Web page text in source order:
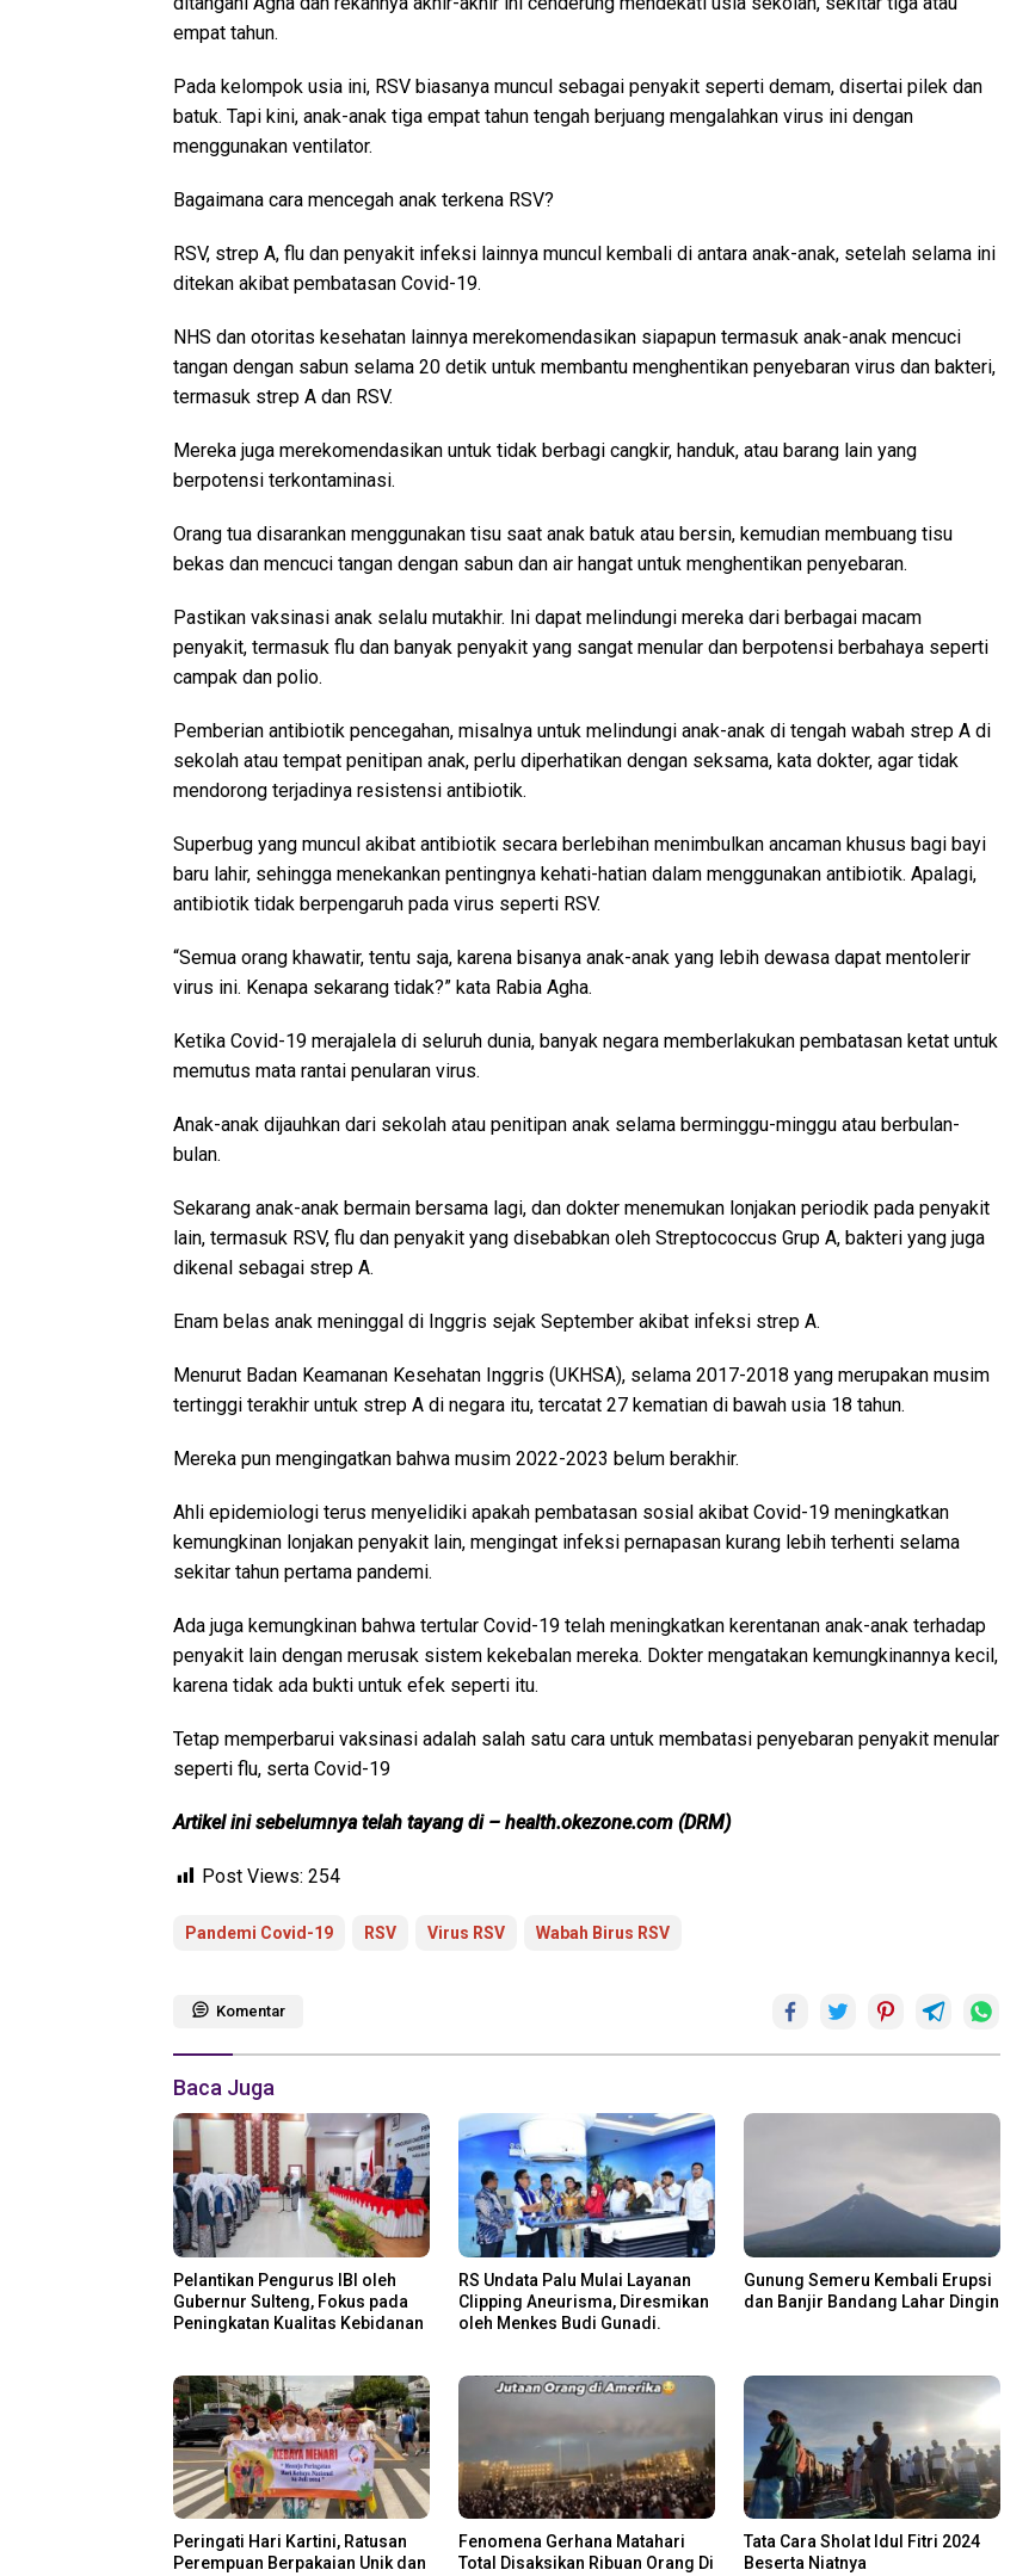
empat tahun.
Pada kelompok usia ini, RSV biasanya muncul sebagai penyakit seperti demam, disertai pilek dan
batuk. Tapi kini, anak-anak tiga empat tahun tengah berjuang mengalahkan virus ini dengan
menggunakan ventilator.
Bagaimana cara mencegah anak terkena RSV?
RSV, strep A, flu dan penyakit infeksi lainnya muncul kembali di antara anak-anak, setelah selama ini
ditekan akibat pembatasan Covid-19.
NHS dan otoritas kesehatan lainnya merekomendasikan siapapun termasuk anak-anak mencuci
tangan dengan sabun selama 20 detik untuk membantu menghentikan penyebaran virus dan bakteri,
termasuk strep A dan RSV.
Mereka juga merekomendasikan untuk tidak berbagi cangkir, handuk, atau barang lain yang
berpotensi terkontaminasi.
Orang tua disarankan menggunakan tisu saat anak batuk atau bersin, kemudian membuang tisu
bekas dan mencuci tangan dengan sabun dan air hangat untuk menghentikan penyebaran.
Pastikan vaksinasi anak selalu mutakhir. Ini dapat melindungi mereka dari berbagai macam
penyakit, termasuk flu dan banyak penyakit yang sangat menular dan berpotensi berbahaya seperti
campak dan polio.
Pemberian antibiotik pencegahan, misalnya untuk melindungi anak-anak di tengah wabah strep A di
sekolah atau tempat penitipan anak, perlu diperhatikan dengan seksama, kata dokter, agar tidak
mendorong terjadinya resistensi antibiotik.
Superbug yang muncul akibat antibiotik secara berlebihan menimbulkan ancaman khusus bagi bayi
baru lahir, sehingga menekankan pentingnya kehati-hatian dalam menggunakan antibiotik. Apalagi,
antibiotik tidak berpengaruh pada virus seperti RSV.
“Semua orang khawatir, tentu saja, karena bisanya anak-anak yang lebih dewasa dapat mentolerir
virus ini. Kenapa sekarang tidak?” kata Rabia Agha.
Ketika Covid-19 merajalela di seluruh dunia, banyak negara memberlakukan pembatasan ketat untuk
memutus mata rantai penularan virus.
Anak-anak dijauhkan dari sekolah atau penitipan anak selama berminggu-minggu atau berbulan-
bulan.
Sekarang anak-anak bermain bersama lagi, dan dokter menemukan lonjakan periodik pada penyakit
lain, termasuk RSV, flu dan penyakit yang disebabkan oleh Streptococcus Grup A, bakteri yang juga
dikenal sebagai strep A.
Enam belas anak meninggal di Inggris sejak September akibat infeksi strep A.
Menurut Badan Keamanan Kesehatan Inggris (UKHSA), selama 2017-2018 yang merupakan musim
tertinggi terakhir untuk strep A di negara itu, tercatat 27 kematian di bawah usia 18 tahun.
Mereka pun mengingatkan bahwa musim 2022-2023 belum berakhir.
Ahli epidemiologi terus menyelidiki apakah pembatasan sosial akibat Covid-19 meningkatkan
kemungkinan lonjakan penyakit lain, mengingat infeksi pernapasan kurang lebih terhenti selama
sekitar tahun pertama pandemi.
Ada juga kemungkinan bahwa tertular Covid-19 telah meningkatkan kerentanan anak-anak terhadap
penyakit lain dengan merusak sistem kekebalan mereka. Dokter mengatakan kemungkinannya kecil,
karena tidak ada bukti untuk efek seperti itu.
Tetap memperbarui vaksinasi adalah salah satu cara untuk membatasi penyebaran penyakit menular
seperti flu, serta Covid-19
Artikel ini sebelumnya telah tayang di – health.okezone.com (DRM)
Post Views: 254
Pandemi Covid-19 RSV Virus RSV Wabah Birus RSV
Komentar
Baca Juga
Pelantikan Pengurus IBI oleh
Gubernur Sulteng, Fokus pada
Peningkatan Kualitas Kebidanan
RS Undata Palu Mulai Layanan
Clipping Aneurisma, Diresmikan
oleh Menkes Budi Gunadi.
Gunung Semeru Kembali Erupsi
dan Banjir Bandang Lahar Dingin
Peringati Hari Kartini, Ratusan
Perempuan Berpakaian Unik dan
Fenomena Gerhana Matahari
Total Disaksikan Ribuan Orang Di
Tata Cara Sholat Idul Fitri 2024
Beserta Niatnya